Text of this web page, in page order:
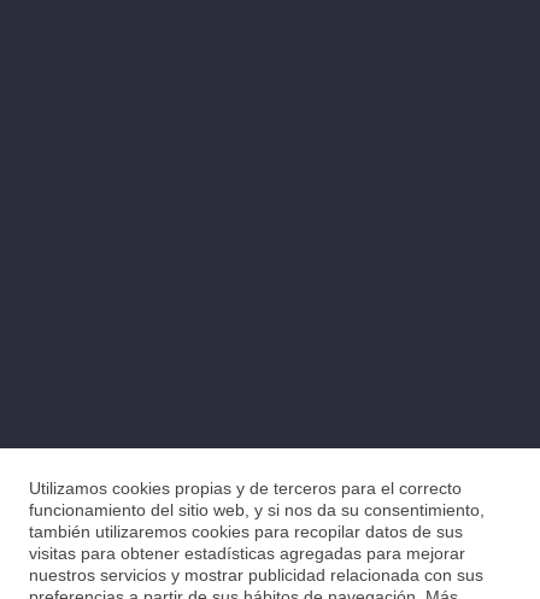
Utilizamos cookies propias y de terceros para el correcto
funcionamiento del sitio web, y si nos da su consentimiento,
también utilizaremos cookies para recopilar datos de sus
visitas para obtener estadísticas agregadas para mejorar
nuestros servicios y mostrar publicidad relacionada con sus